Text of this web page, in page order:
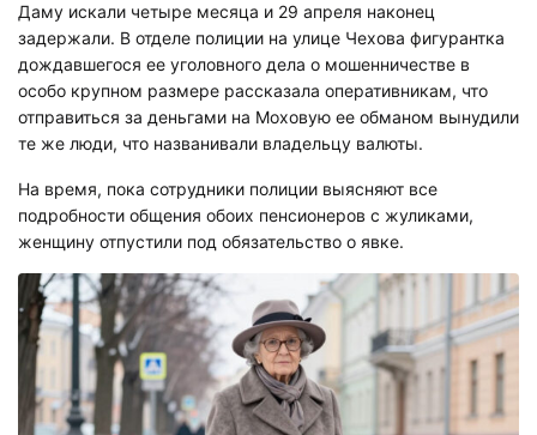
Даму искали четыре месяца и 29 апреля наконец
задержали. В отделе полиции на улице Чехова фигурантка
дождавшегося ее уголовного дела о мошенничестве в
особо крупном размере рассказала оперативникам, что
отправиться за деньгами на Моховую ее обманом вынудили
те же люди, что названивали владельцу валюты.
На время, пока сотрудники полиции выясняют все
подробности общения обоих пенсионеров с жуликами,
женщину отпустили под обязательство о явке.